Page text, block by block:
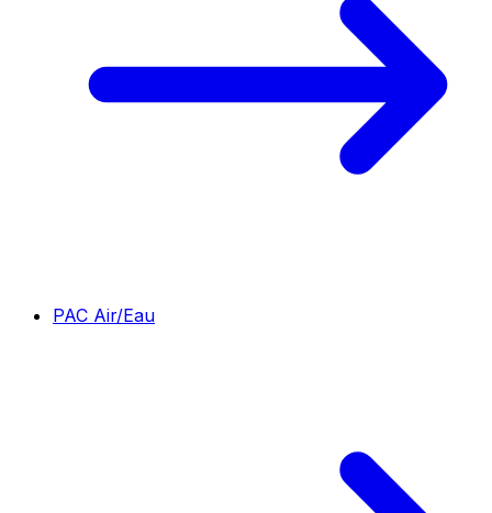
PAC Air/Eau